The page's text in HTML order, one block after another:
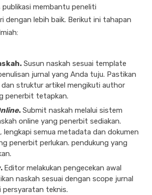
publikasi membantu peneliti
dengan lebih baik. Berikut ini tahapan
Susun naskah sesuai template
jurnal yang Anda tuju. Pastikan
struktur artikel mengikuti author
penerbit tetapkan.
. Submit naskah melalui sistem
online yang penerbit sediakan.
lengkapi semua metadata dan dokumen
penerbit perlukan. pendukung yang
. Editor melakukan pengecekan awal
naskah sesuai dengan scope jurnal
persyaratan teknis.